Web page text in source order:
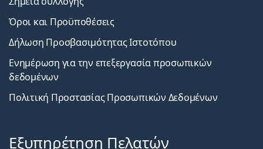
Όροι και Προϋποθέσεις
Δήλωση Προσβασιμότητας Ιστοτόπου
Ενημέρωση για την επεξεργασία προσωπικών
δεδομένων
Πολιτική Προστασίας Προσωπικών Δεδομένων
Εξυπηρέτηση Πελατών